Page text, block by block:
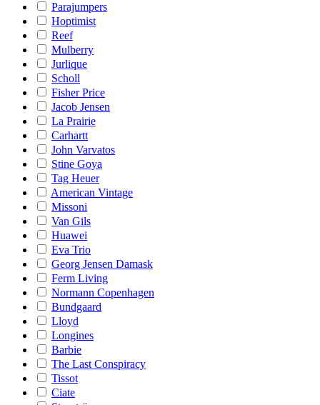
Parajumpers
Hoptimist
Reef
Mulberry
Jurlique
Scholl
Fisher Price
Jacob Jensen
La Prairie
Carhartt
John Varvatos
Stine Goya
Tag Heuer
American Vintage
Missoni
Van Gils
Huawei
Eva Trio
Georg Jensen Damask
Ferm Living
Normann Copenhagen
Bundgaard
Lloyd
Longines
Barbie
The Last Conspiracy
Tissot
Ciate